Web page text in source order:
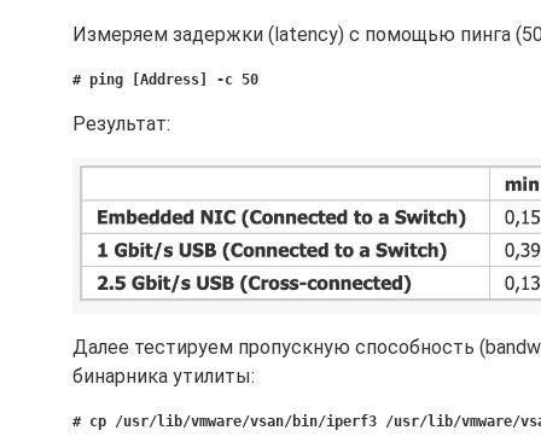
Измеряем задержки (latency) с помощью пинга
# ping [Address] -c 50
Результат:
Далее тестируем пропускную способность
бинарника утилиты:
# cp /usr/lib/vmware/vsan/bin/iperf3 /usr/lib/vmware/